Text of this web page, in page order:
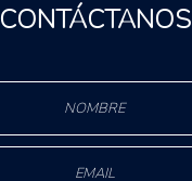
CONTÁCTANOS